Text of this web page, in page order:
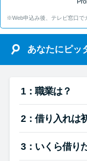
※Web申込み後、テレビ窓口で
あなたにピッ
1：職業は？
2：借り入れは
3：いくら借り